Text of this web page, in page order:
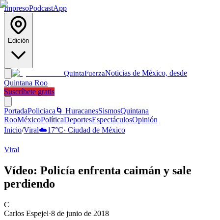
ImpresoPodcastApp
Edición
QuintaFuerzaNoticias de México, desde
Quintana Roo
Suscríbete gratis
PortadaPoliciaca 🌀 HuracanesSismosQuintana
RooMéxicoPolíticaDeportesEspectáculosOpinión
Inicio/Viral☁️17°C· Ciudad de México
Viral
Vídeo: Policía enfrenta caimán y sale
perdiendo
C
Carlos Espejel·8 de junio de 2018